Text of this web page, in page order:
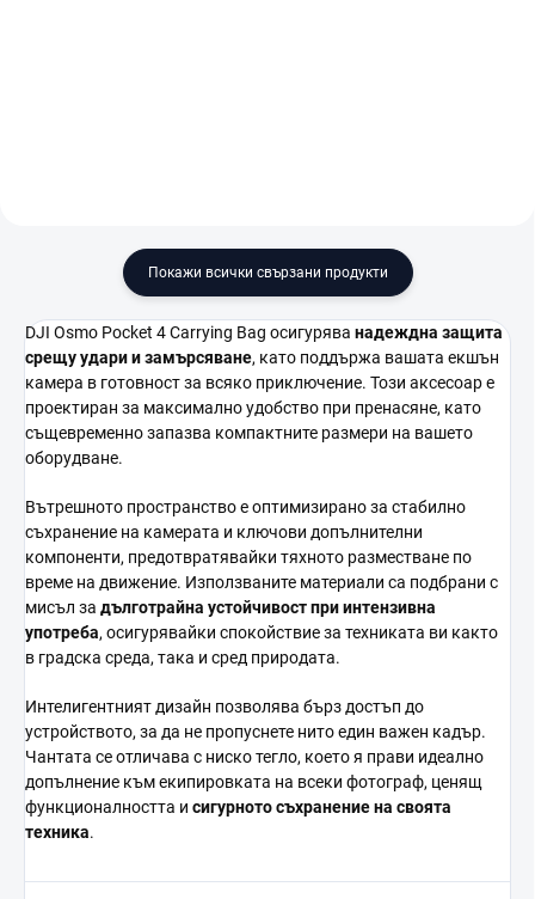
Покажи всички свързани продукти
DJI Osmo Pocket 4 Carrying Bag осигурява надеждна защита
срещу удари и замърсяване, като поддържа вашата екшън
камера в готовност за всяко приключение. Този аксесоар е
проектиран за максимално удобство при пренасяне, като
същевременно запазва компактните размери на вашето
оборудване.
Вътрешното пространство е оптимизирано за стабилно
съхранение на камерата и ключови допълнителни
компоненти, предотвратявайки тяхното разместване по
време на движение. Използваните материали са подбрани с
мисъл за дълготрайна устойчивост при интензивна
употреба, осигурявайки спокойствие за техниката ви както
в градска среда, така и сред природата.
Интелигентният дизайн позволява бърз достъп до
устройството, за да не пропуснете нито един важен кадър.
Чантата се отличава с ниско тегло, което я прави идеално
допълнение към екипировката на всеки фотограф, ценящ
функционалността и сигурното съхранение на своята
техника.